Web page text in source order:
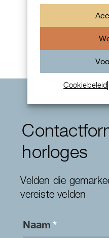
Cookiebeleid
Patek
horloges
Velden die
vereiste velden
Naam*